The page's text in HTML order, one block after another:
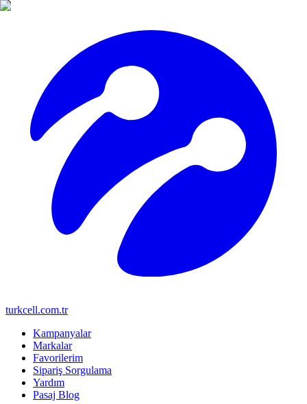
turkcell.com.tr
Kampanyalar
Markalar
Favorilerim
Sipariş Sorgulama
Yardım
Pasaj Blog